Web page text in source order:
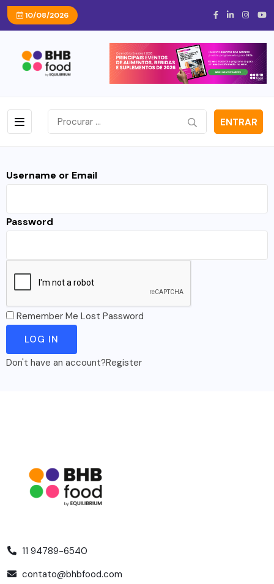
10/08/2026
ENTRAR
Username or Email
Password
Remember Me Lost Password
Don't have an account?Register
11 94789-6540
contato@bhbfood.com